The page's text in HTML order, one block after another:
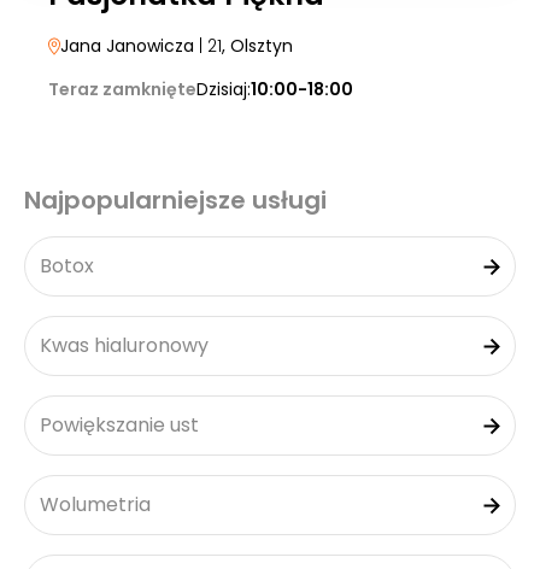
Jana Janowicza | 21, Olsztyn
Teraz zamknięteDzisiaj:10:00-18:00
Najpopularniejsze usługi
Botox
Kwas hialuronowy
Powiększanie ust
Wolumetria